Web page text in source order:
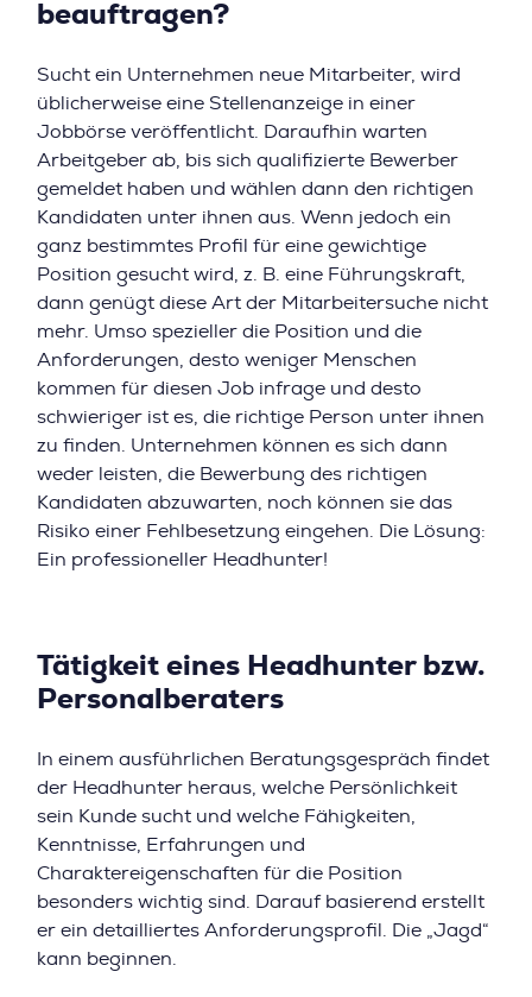
beauftragen?
Sucht ein Unternehmen neue Mitarbeiter, wird
üblicherweise eine Stellenanzeige in einer
Jobbörse veröffentlicht. Daraufhin warten
Arbeitgeber ab, bis sich qualifizierte Bewerber
gemeldet haben und wählen dann den richtigen
Kandidaten unter ihnen aus. Wenn jedoch ein
ganz bestimmtes Profil für eine gewichtige
Position gesucht wird, z. B. eine Führungskraft,
dann genügt diese Art der Mitarbeitersuche nicht
mehr. Umso spezieller die Position und die
Anforderungen, desto weniger Menschen
kommen für diesen Job infrage und desto
schwieriger ist es, die richtige Person unter ihnen
zu finden. Unternehmen können es sich dann
weder leisten, die Bewerbung des richtigen
Kandidaten abzuwarten, noch können sie das
Risiko einer Fehlbesetzung eingehen. Die Lösung:
Ein professioneller Headhunter!
Tätigkeit eines Headhunter bzw.
Personalberaters
In einem ausführlichen Beratungsgespräch findet
der Headhunter heraus, welche Persönlichkeit
sein Kunde sucht und welche Fähigkeiten,
Kenntnisse, Erfahrungen und
Charaktereigenschaften für die Position
besonders wichtig sind. Darauf basierend erstellt
er ein detailliertes Anforderungsprofil. Die „Jagd“
kann beginnen.